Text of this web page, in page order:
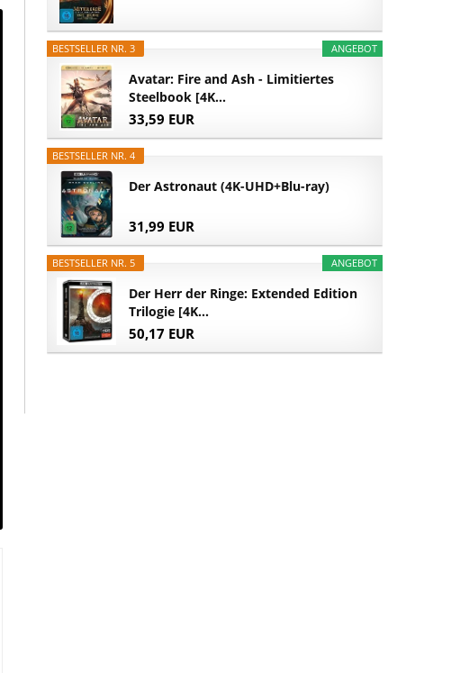
ANGEBOT
BESTSELLER NR. 3
Avatar: Fire and Ash - Limitiertes
Steelbook [4K...
33,59 EUR
BESTSELLER NR. 4
Der Astronaut (4K-UHD+Blu-ray)
31,99 EUR
ANGEBOT
BESTSELLER NR. 5
Der Herr der Ringe: Extended Edition
Trilogie [4K...
50,17 EUR